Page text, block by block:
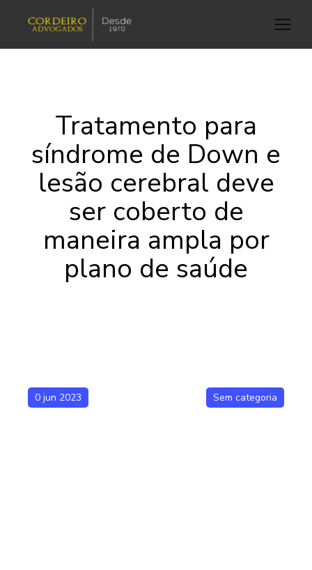
Tratamento para
síndrome de Down e
lesão cerebral deve
ser coberto de
maneira ampla por
plano de saúde
0 jun 2023 Sem categoria